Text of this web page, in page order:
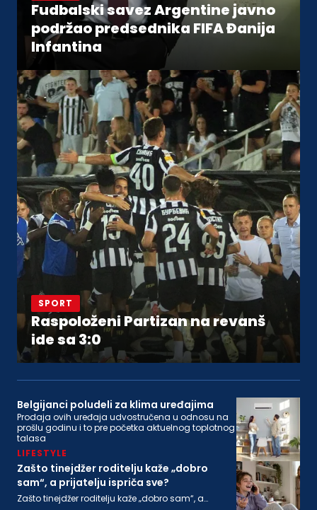
Fudbalski savez Argentine javno
podržao predsednika FIFA Đanija
Infantina
SPORT
Raspoloženi Partizan na revanš
ide sa 3:0
Belgijanci poludeli za klima uređajima
Prodaja ovih uređaja udvostručena u odnosu na
prošlu godinu i to pre početka aktuelnog toplotnog
talasa
LIFESTYLE
Zašto tinejdžer roditelju kaže „dobro
sam“, a prijatelju ispriča sve?
Zašto tinejdžer roditelju kaže „dobro sam“, a